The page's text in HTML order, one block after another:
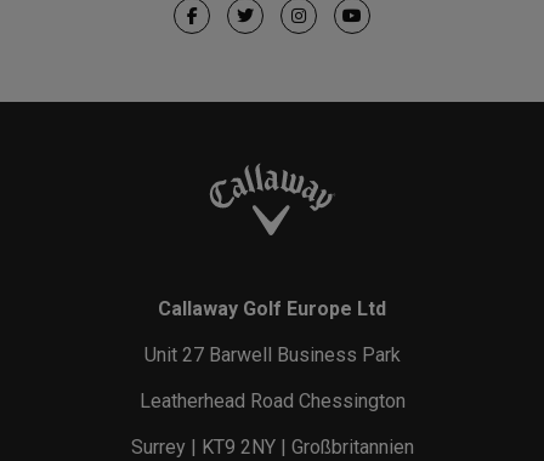
Callaway Golf Europe Ltd
Unit 27 Barwell Business Park
Leatherhead Road Chessington
Surrey | KT9 2NY | Großbritannien